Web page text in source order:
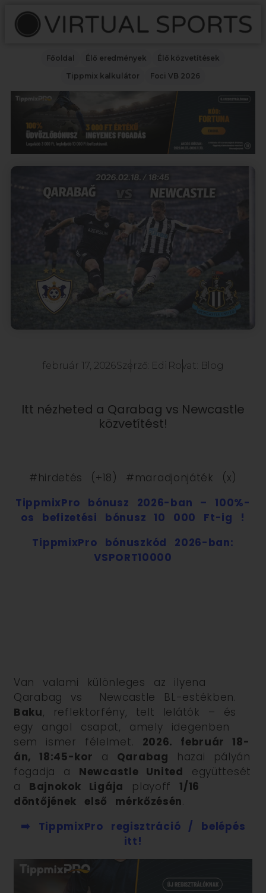
Főoldal Élő eredmények
Élő közvetítések
Tippmix kalkulátor
Foci VB 2026
február 17, 2026Szerző: Edi Rovat: Blog
Itt nézheted a Qarabag vs Newcastle
közvetítést!
#hirdetés (+18) #maradjonjáték (x)
TippmixPro bónusz 2026-ban – 100%-
os befizetési bónusz 10 000 Ft-ig !
TippmixPro bónuszkód 2026-ban:
VSPORT10000
Van valami különleges az ilyena
Qarabag vs Newcastle BL-estékben.
Baku, reflektorfény, telt lelátók – és
egy angol csapat, amely idegenben
sem ismer félelmet. 2026. február 18-
án, 18:45-kor a Qarabag hazai pályán
fogadja a Newcastle United együttesét
a Bajnokok Ligája playoff 1/16
döntőjének első mérkőzésén.
➡️ TippmixPro regisztráció / belépés
itt!